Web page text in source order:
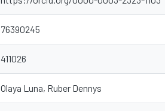
76390245
411026
Olaya Luna, Ruber Dennys